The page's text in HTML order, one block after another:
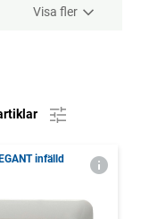
Visa fler
infälld